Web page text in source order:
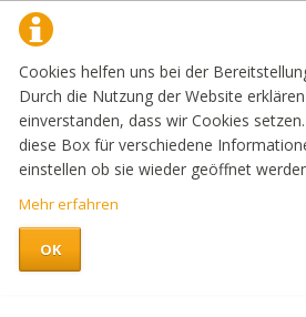
Cookies helfen uns bei der
Durch die Nutzung der Website
einverstanden, dass wir Cookies setzen.
diese Box für verschiedene
einstellen ob sie wieder geöffnet
Mehr erfahren
OK